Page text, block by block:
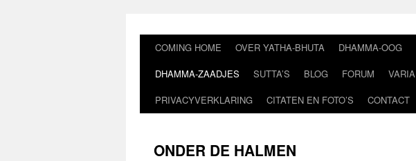
COMING HOME OVER YATHA-BHUTA DHAMMA-OOG
DHAMMA-ZAADJES
SUTTA’S BLOG FORUM VARIA
PRIVACYVERKLARING
CITATEN EN FOTO’S CONTACT
ONDER DE HALMEN